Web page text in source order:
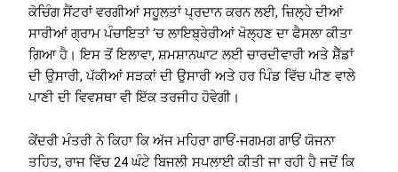
ਕੋਚਿੰਗ ਸੈਂਟਰਾਂ ਵਰਗੀਆਂ ਸਹੂਲਤਾਂ ਪ੍ਰਦਾਨ ਕਰਨ ਲਈ, ਜ਼ਿਲ੍ਹੇ ਦੀਆਂ
ਸਾਰੀਆਂ ਗ੍ਰਾਮ ਪੰਚਾਇਤਾਂ ‘ਚ ਲਾਇਬ੍ਰੇਰੀਆਂ ਖੋਲ੍ਹਣ ਦਾ ਫੈਸਲਾ ਕੀਤਾ
ਗਿਆ ਹੈ। ਇਸ ਤੋਂ ਇਲਾਵਾ, ਸ਼ਮਸ਼ਾਨਘਾਟ ਲਈ ਚਾਰਦੀਵਾਰੀ ਅਤੇ ਸ਼ੈੱਡਾਂ
ਦੀ ਉਸਾਰੀ, ਪੱਕੀਆਂ ਸੜਕਾਂ ਦੀ ਉਸਾਰੀ ਅਤੇ ਹਰ ਪਿੰਡ ਵਿੱਚ ਪੀਣ ਵਾਲੇ
ਪਾਣੀ ਦੀ ਵਿਵਸਥਾ ਵੀ ਇੱਕ ਤਰਜੀਹ ਹੋਵੇਗੀ।
ਕੇਂਦਰੀ ਮੰਤਰੀ ਨੇ ਕਿਹਾ ਕਿ ਅੱਜ ਮਹਿਰਾ ਗਾਓਂ-ਜਗਮਗ ਗਾਓਂ ਯੋਜਨਾ
ਤਹਿਤ, ਰਾਜ ਵਿੱਚ 24 ਘੰਟੇ ਬਿਜਲੀ ਸਪਲਾਈ ਕੀਤੀ ਜਾ ਰਹੀ ਹੈ ਜਦੋਂ ਕਿ